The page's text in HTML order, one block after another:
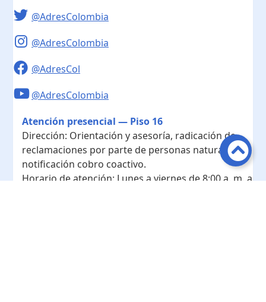
@AdresColombia
@AdresColombia
@AdresCol
@AdresColombia
Atención presencial — Piso 16
Dirección: Orientación y asesoría, radicación de
reclamaciones por parte de personas naturales y
notificación cobro coactivo.
Horario de atención: Lunes a viernes de 8:00 a. m. a